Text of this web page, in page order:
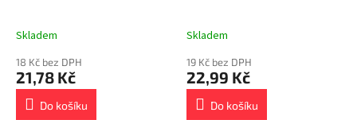
Skladem
18 Kč bez DPH
21,78 Kč
Do košíku
Skladem
19 Kč bez DPH
22,99 Kč
Do košíku